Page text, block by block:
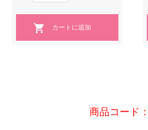
商品コード